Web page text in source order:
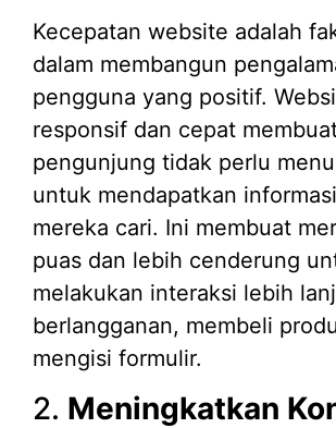
Kecepatan website adalah
dalam membangun
pengguna yang positif.
responsif dan cepat
pengunjung tidak perlu
untuk mendapatkan
mereka cari. Ini membuat
puas dan lebih cenderung
melakukan interaksi lebih
berlangganan, membeli
mengisi formulir.
2. Meningkatkan